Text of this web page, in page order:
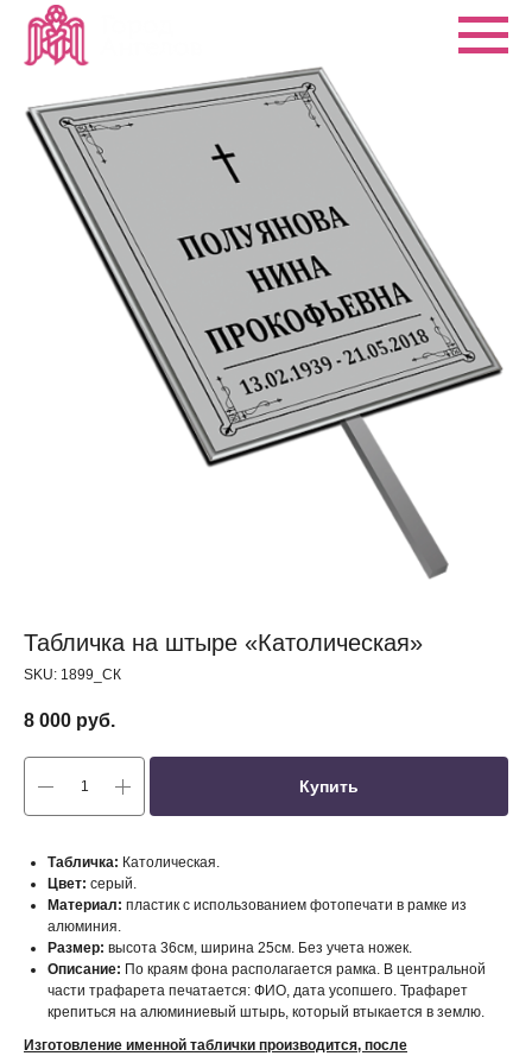
Табличка на штыре «Католическая»
SKU: 1899_СК
8 000 руб.
Купить
Табличка: Католическая.
Цвет: серый.
Материал: пластик с использованием фотопечати в рамке из
алюминия.
Размер: высота 36см, ширина 25см. Без учета ножек.
Описание: По краям фона располагается рамка. В центральной
части трафарета печатается: ФИО, дата усопшего. Трафарет
крепиться на алюминиевый штырь, который втыкается в землю.
Изготовление именной таблички производится, после